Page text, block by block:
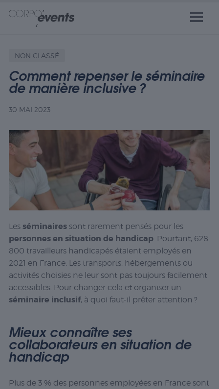
NON CLASSÉ
Comment repenser le séminaire
de manière inclusive ?
30 MAI 2023
Les séminairessont rarement pensés pour les
personnes en situation de handicap. Pourtant, 628
800 travailleurs handicapés étaient employés en
2021 en France. Les transports, hébergements ou
activités choisies ne leur sont pas toujours facilement
accessibles. Pour changer cela et organiser un
séminaire inclusif, à quoi faut-il prêter attention ?
Mieux connaître ses
collaborateurs en situation de
handicap
Plus de 3 % des personnes employées en France sont